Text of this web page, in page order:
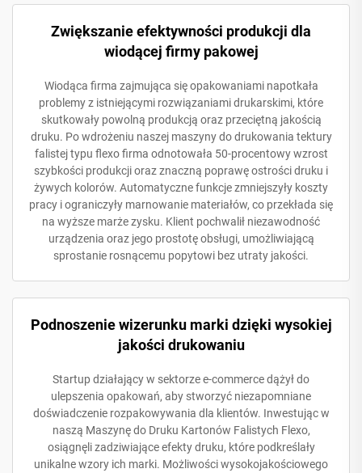
Zwiększanie efektywności produkcji dla
wiodącej firmy pakowej
Wiodąca firma zajmująca się opakowaniami napotkała
problemy z istniejącymi rozwiązaniami drukarskimi, które
skutkowały powolną produkcją oraz przeciętną jakością
druku. Po wdrożeniu naszej maszyny do drukowania tektury
falistej typu flexo firma odnotowała 50-procentowy wzrost
szybkości produkcji oraz znaczną poprawę ostrości druku i
żywych kolorów. Automatyczne funkcje zmniejszyły koszty
pracy i ograniczyły marnowanie materiałów, co przekłada się
na wyższe marże zysku. Klient pochwalił niezawodność
urządzenia oraz jego prostotę obsługi, umożliwiającą
sprostanie rosnącemu popytowi bez utraty jakości.
Podnoszenie wizerunku marki dzięki wysokiej
jakości drukowaniu
Startup działający w sektorze e-commerce dążył do
ulepszenia opakowań, aby stworzyć niezapomniane
doświadczenie rozpakowywania dla klientów. Inwestując w
naszą Maszynę do Druku Kartonów Falistych Flexo,
osiągnęli zadziwiające efekty druku, które podkreślały
unikalne wzory ich marki. Możliwości wysokojakościowego